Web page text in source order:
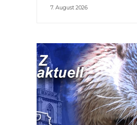
7. August 2026